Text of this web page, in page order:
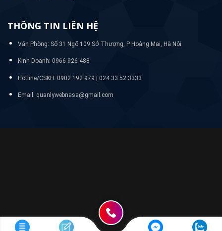
THÔNG TIN LIÊN HỆ
Văn Phòng: Số 31 Ngõ 109 Sở Thượng, P Hoàng Mai, Hà Nội
Kinh Doanh: 0966 926 488
Hotline/CSKH: 0902 192 979 | 024 33 52 3333
Email: quanlywebnasa@gmail.com